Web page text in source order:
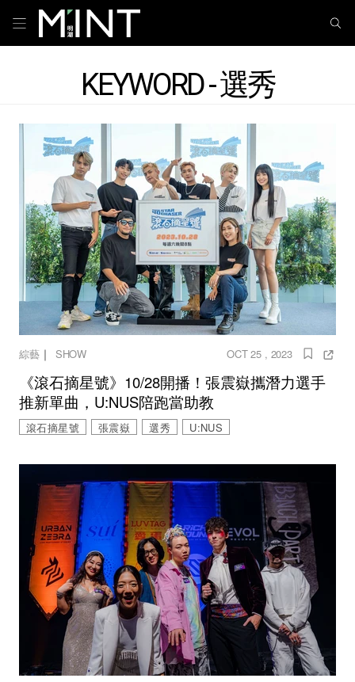
KEYWORD - 選秀
綜藝｜ SHOW OCT 25 , 2023
《滾石摘星號》10/28開播！張震嶽攜潛力選手
推新單曲，U:NUS陪跑當助教
滾石摘星號 張震嶽 選秀 U:NUS